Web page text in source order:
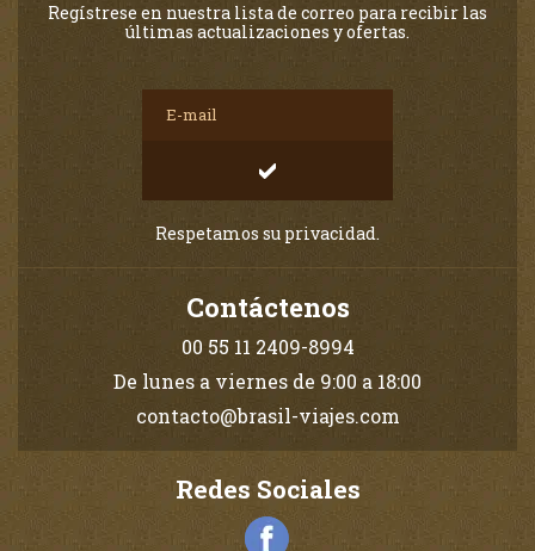
Regístrese en nuestra lista de correo para recibir las
últimas actualizaciones y ofertas.
Respetamos su privacidad.
Contáctenos
00 55 11 2409-8994
De lunes a viernes de 9:00 a 18:00
contacto@brasil-viajes.com
Redes Sociales